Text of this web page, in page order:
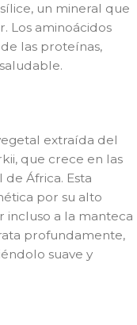
un mineral que
Los aminoácidos
las proteínas,
extraída del
que crece en las
África. Esta
por su alto
incluso a la manteca
profundamente,
suave y